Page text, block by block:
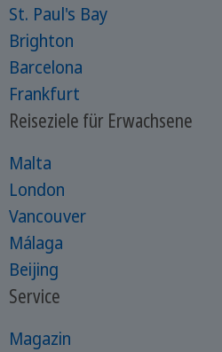
St. Paul's Bay
Brighton
Barcelona
Frankfurt
Reiseziele für Erwachsene
Malta
London
Vancouver
Málaga
Beijing
Service
Magazin